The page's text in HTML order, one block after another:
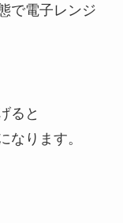
で電子レンジ
ると
なります。